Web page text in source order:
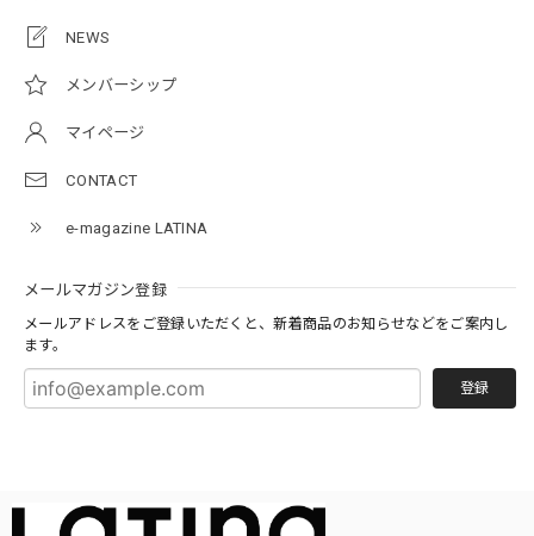
NEWS
メンバーシップ
マイページ
CONTACT
e-magazine LATINA
メールマガジン登録
メールアドレスをご登録いただくと、新着商品のお知らせなどをご案内し
ます。
登録